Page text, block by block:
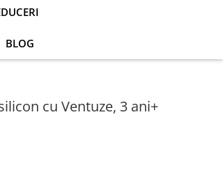
BLOG
cu Ventuze, 3 ani+